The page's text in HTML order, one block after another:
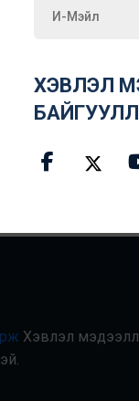
ХЭВЛЭЛ
Хэвлэл